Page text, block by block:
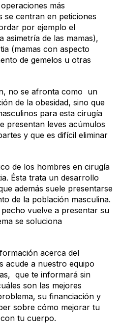
más
se centran en peticiones
por ejemplo el
asimetría de las mamas),
(mamas con aspecto
de gemelos u otras
no se afronta como un
de la obesidad, sino que
para esta cirugía
presentan leves acúmulos
y que es difícil eliminar
de los hombres en cirugía
Ésta trata un desarrollo
además suele presentarse
de la población masculina.
vuelve a presentar su
se soluciona
acerca del
acude a nuestro equipo
que te informará sin
son las mejores
su financiación y
sobre cómo mejorar tu
tu cuerpo.